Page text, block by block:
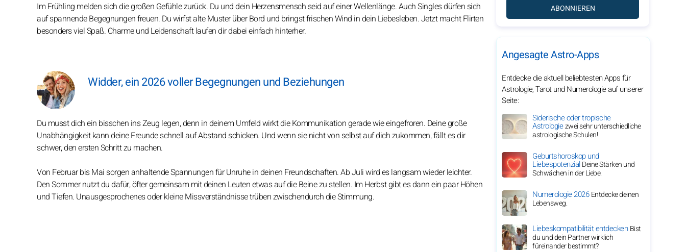
Im Frühling melden sich die großen Gefühle zurück. Du und dein Herzensmensch seid auf einer Wellenlänge. Auch Singles dürfen sich
auf spannende Begegnungen freuen. Du wirfst alte Muster über Bord und bringst frischen Wind in dein Liebesleben. Jetzt macht Flirten
besonders viel Spaß. Charme und Leidenschaft laufen dir dabei einfach hinterher.
Widder, ein 2026 voller Begegnungen und Beziehungen
Du musst dich ein bisschen ins Zeug legen, denn in deinem Umfeld wirkt die Kommunikation gerade wie eingefroren. Deine große
Unabhängigkeit kann deine Freunde schnell auf Abstand schicken. Und wenn sie nicht von selbst auf dich zukommen, fällt es dir
schwer, den ersten Schritt zu machen.
Von Februar bis Mai sorgen anhaltende Spannungen für Unruhe in deinen Freundschaften. Ab Juli wird es langsam wieder leichter.
Den Sommer nutzt du dafür, öfter gemeinsam mit deinen Leuten etwas auf die Beine zu stellen. Im Herbst gibt es dann ein paar Höhen
und Tiefen. Unausgesprochenes oder kleine Missverständnisse trüben zwischendurch die Stimmung.
ABONNIEREN
Angesagte Astro-Apps
Entdecke die aktuell beliebtesten Apps für
Astrologie, Tarot und Numerologie auf unserer
Seite:
Siderische oder tropische
Astrologiezwei sehr unterschiedliche
astrologische Schulen!
Geburtshoroskop und
LiebespotenzialDeine Stärken und
Schwächen in der Liebe.
Numerologie 2026Entdecke deinen
Lebensweg.
Liebeskompatibilität entdeckenBist
du und dein Partner wirklich
füreinander bestimmt?